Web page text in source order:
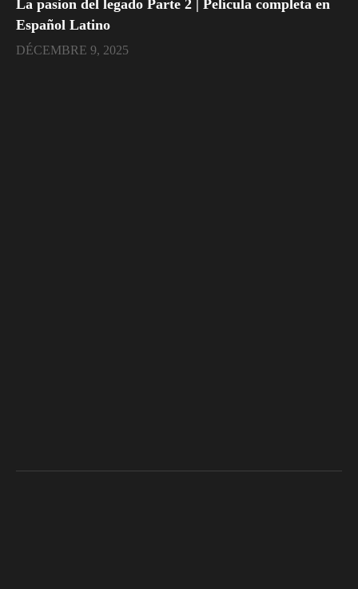
La pasion del legado Parte 2 | Película completa en
Español Latino
DÉCEMBRE 9, 2025